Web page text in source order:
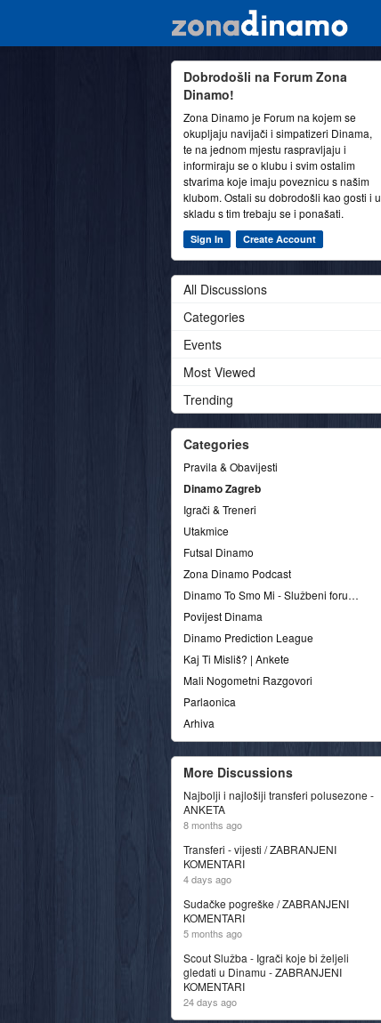
Dobrodošli na Forum Zona
Dinamo!
Zona Dinamo je Forum na kojem se
okupljaju navijači i simpatizeri Dinama,
te na jednom mjestu raspravljaju i
informiraju se o klubu i svim ostalim
stvarima koje imaju poveznicu s našim
klubom. Ostali su dobrodošli kao gosti i u
skladu s tim trebaju se i ponašati.
Sign In Create Account
All Discussions
Categories
Events
Most Viewed
Trending
Categories
Pravila & Obavijesti
Dinamo Zagreb
Igrači & Treneri
Utakmice
Futsal Dinamo
Zona Dinamo Podcast
Dinamo To Smo Mi - Službeni forum udruge
Povijest Dinama
Dinamo Prediction League
Kaj Ti Misliš? | Ankete
Mali Nogometni Razgovori
Parlaonica
Arhiva
More Discussions
Najbolji i najlošiji transferi polusezone -
ANKETA
8 months ago
Transferi - vijesti / ZABRANJENI
KOMENTARI
4 days ago
Sudačke pogreške / ZABRANJENI
KOMENTARI
5 months ago
Scout Služba - Igrači koje bi željeli
gledati u Dinamu - ZABRANJENI
KOMENTARI
24 days ago